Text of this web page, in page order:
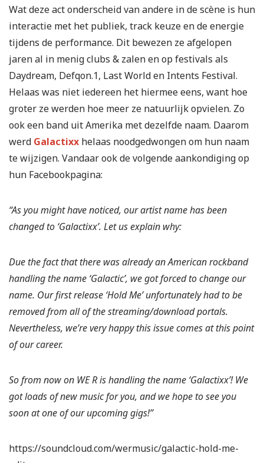
Wat deze act onderscheid van andere in de scène is hun
interactie met het publiek, track keuze en de energie
tijdens de performance. Dit bewezen ze afgelopen
jaren al in menig clubs & zalen en op festivals als
Daydream, Defqon.1, Last World en Intents Festival.
Helaas was niet iedereen het hiermee eens, want hoe
groter ze werden hoe meer ze natuurlijk opvielen. Zo
ook een band uit Amerika met dezelfde naam. Daarom
werd Galactixx helaas noodgedwongen om hun naam
te wijzigen. Vandaar ook de volgende aankondiging op
hun Facebookpagina:
“As you might have noticed, our artist name has been
changed to ‘Galactixx’. Let us explain why:
Due the fact that there was already an American rockband
handling the name ‘Galactic’, we got forced to change our
name. Our first release ‘Hold Me’ unfortunately had to be
removed from all of the streaming/download portals.
Nevertheless, we’re very happy this issue comes at this point
of our career.
So from now on WE R is handling the name ‘Galactixx’! We
got loads of new music for you, and we hope to see you
soon at one of our upcoming gigs!”
https://soundcloud.com/wermusic/galactic-hold-me-